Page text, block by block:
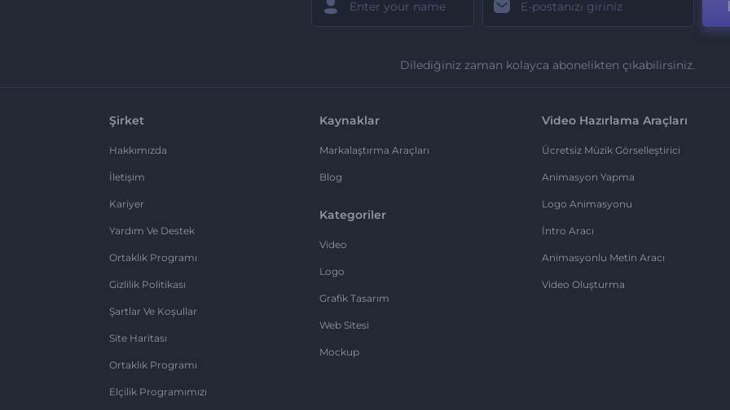
Dilediğiniz zaman kolayca abonelikten çıkabilirsiniz.
Şirket
Hakkımızda
İletişim
Kariyer
Yardım Ve Destek
Ortaklık Programı
Gizlilik Politikası
Şartlar Ve Koşullar
Site Haritası
Ortaklık Programı
Elçilik Programımızı
Kaynaklar
Markalaştırma Araçları
Blog
Kategoriler
Video
Logo
Grafik Tasarım
Web Sitesi
Mockup
Video Hazırlama Araçları
Ücretsiz Müzik Görselleştirici
Animasyon Yapma
Logo Animasyonu
İntro Aracı
Animasyonlu Metin Aracı
Video Oluşturma